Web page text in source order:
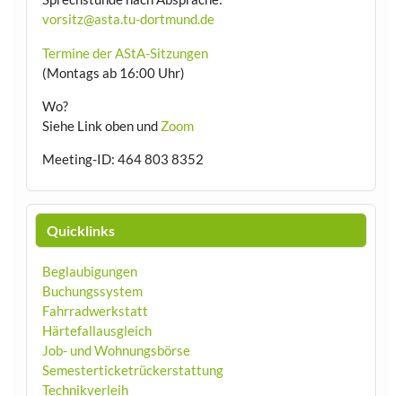
vorsitz@asta.tu-dortmund.de
Termine der AStA-Sitzungen
(Montags ab 16:00 Uhr)
Wo?
Siehe Link oben und Zoom
Meeting-ID: 464 803 8352
Quicklinks
Beglaubigungen
Buchungssystem
Fahrradwerkstatt
Härtefallausgleich
Job- und Wohnungsbörse
Semesterticketrückerstattung
Technikverleih